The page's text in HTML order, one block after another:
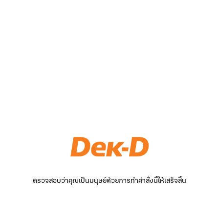
ตรวจสอบว่าคุณเป็นมนุษย์ด้วยการทำคำสั่งนี้ให้เสร็จสิ้น